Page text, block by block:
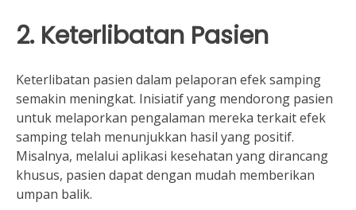
2. Keterlibatan Pasien
Keterlibatan pasien dalam pelaporan efek samping
semakin meningkat. Inisiatif yang mendorong pasien
untuk melaporkan pengalaman mereka terkait efek
samping telah menunjukkan hasil yang positif.
Misalnya, melalui aplikasi kesehatan yang dirancang
khusus, pasien dapat dengan mudah memberikan
umpan balik.